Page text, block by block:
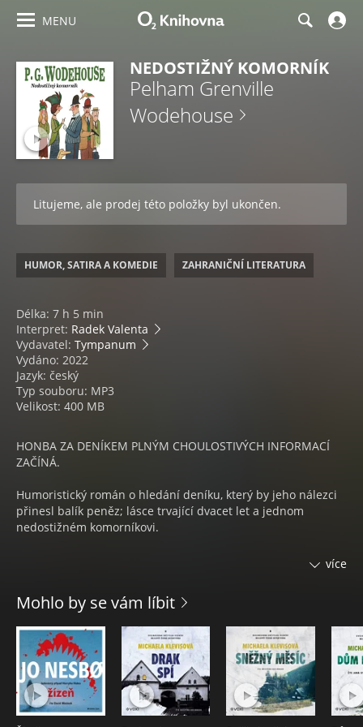
MENU
NEDOSTIŽNÝ KOMORNÍK
Pelham Grenville
Wodehouse
Litujeme, ale prodej této položky byl ukončen.
HUMOR, SATIRA A KOMEDIE ZAHRANIČNÍ LITERATURA
Délka: 7 h 5 min
Interpret: Radek Valenta
Vydavatel: Tympanum
Vydáno: 2022
Jazyk: český
Typ souboru: MP3
Velikost: 400 MB
HONBA ZA DENÍKEM PLNÝM CHOULOSTIVÝCH INFORMACÍ
ZAČÍNÁ.
Humoristický román o hledání deníku, který by jeho nálezci
přinesl balík peněz; lásce trvající dvacet let a jednom
nedostižném komorníkovi.
Corková. Po smrti svého manžela disponuje slušným
jměním, ale dle závěti musí hmotně zabezpečovat svého
nemajetného švagra. Vyřeší to tak, že milého Smedleye
ubytuje ve svém hollywoodském domě. Zároveň se domluví
se svou sestrou Wilhelmínou, zvanou Bill, aby jí pomohla
sepsat memoáry. Když Bill do Hollywoodu dorazí, poznává v
komorníkovi své sestry Jamesi Phippsovi člověka, kterého
pomohla odsoudit do vězení. Co má úslužný komorník za
více
Mohlo by se vám líbit